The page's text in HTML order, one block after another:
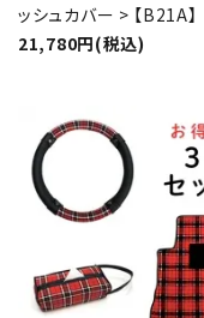
ッシュカバー > 【B21A】
21,780円(税込)